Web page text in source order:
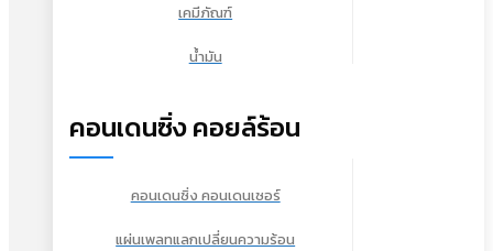
เคมีภัณฑ์
น้ำมัน
คอนเดนซิ่ง คอยล์ร้อน
คอนเดนซิ่ง คอนเดนเซอร์
แผ่นเพลทแลกเปลี่ยนความร้อน